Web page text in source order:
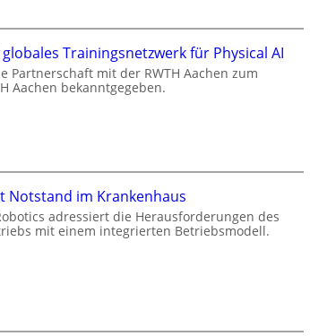
Trainingsnetzwerk für Physical AI
Partnerschaft mit der RWTH Aachen zum
Aachen bekanntgegeben.
Notstand im Krankenhaus
adressiert die Herausforderungen des
mit einem integrierten Betriebsmodell.